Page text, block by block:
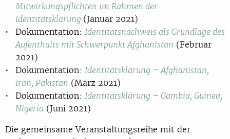
Mitwirkungspflichten im Rahmen der
Identitätsklärung (Januar 2021)
Dokumentation: Identitätsnachweis als Grundlage des
Aufenthalts mit Schwerpunkt Afghanistan (Februar
2021)
Dokumentation: Identitätsklärung – Afghanistan,
Iran, Pakistan (März 2021)
Dokumentation: Identitätsklärung – Gambia, Guinea,
Nigeria (Juni 2021)
Die gemeinsame Veranstaltungsreihe mit der